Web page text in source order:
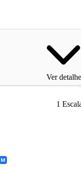
Ver
1